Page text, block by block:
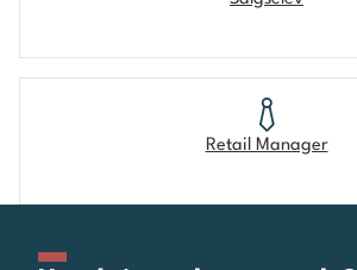
Retail Manager